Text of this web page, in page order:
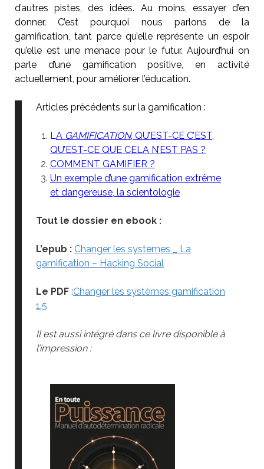
d’autres pistes, des idées. Au moins, essayer d’en
donner. C’est pourquoi nous parlons de la
gamification, tant parce qu’elle représente un espoir
qu’elle est une menace pour le futur. Aujourd’hui on
parle d’une gamification positive, en activité
actuellement, pour améliorer l’éducation.
Articles précédents sur la gamification :
LA GAMIFICATION, QU’EST-CE C’EST,
QU’EST-CE QUE CELA N’EST PAS ?
COMMENT GAMIFIER ?
Un exemple d’une gamification extrême
et dangereuse, la scientologie
Tout le dossier en ebook :
L’epub : Changer les systemes _ La
gamification – Hacking Social
Le PDF :Changer les systèmes gamification
1.5
Il est aussi intégré dans ce livre disponible à
l’impression :